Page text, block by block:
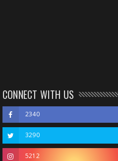
CONNECT WITH US
2340
3290
5212